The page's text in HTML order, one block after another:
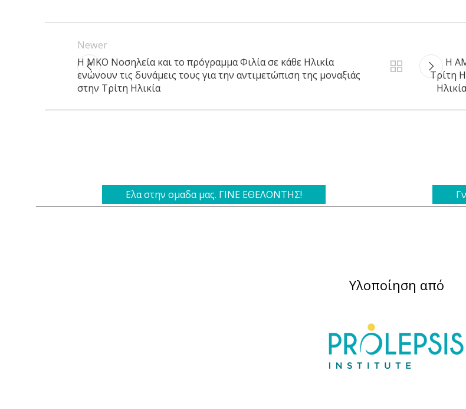
Newer
Η ΜΚΟ Νοσηλεία και το πρόγραμμα Φιλία σε κάθε Ηλικία
ενώνουν τις δυνάμεις τους για την αντιμετώπιση της μοναξιάς
στην Τρίτη Ηλικία
Η
Τρίτη
Ελα στην ομαδα μας. ΓΙΝΕ ΕΘΕΛΟΝΤΗΣ!
Υλοποίηση από